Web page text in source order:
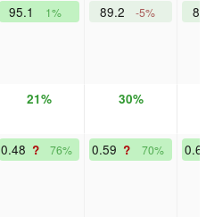
95.1 1% 89.2 -5%
21% 30%
0.48 ? 76% 0.59 ? 70%